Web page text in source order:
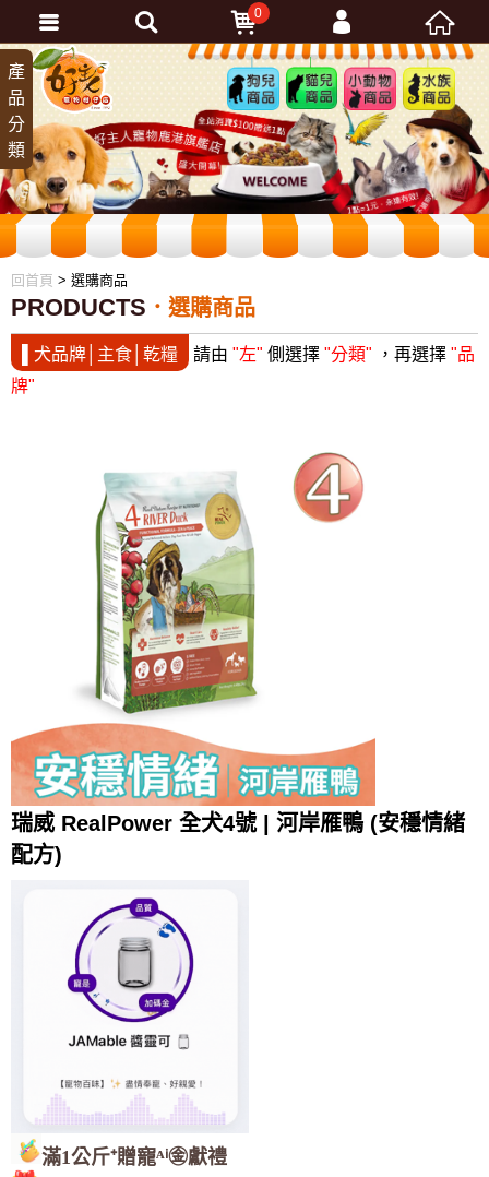
狗兒
商品
貓兒
商品
小動
物商
品
水族
商品
回首頁 > 選購商品
產
品
分
類
PRODUCTS 選購商品
▌犬品牌│主食│乾糧 請由 "左" 側選擇 "分類" ，再選擇 "品
牌"
瑞威 RealPower 全犬4號 | 河岸雁鴨 (安穩情緒
配方)
滿1公斤⁺贈寵ᴬⁱ㊎獻禮
0
會員登入
忘記密碼
加入會員
訂單查詢